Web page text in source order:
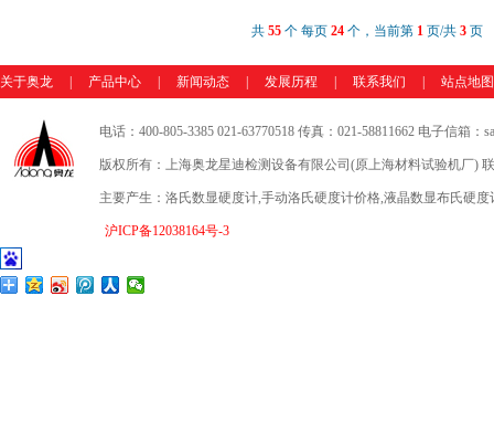
共 55 个 每页 24 个，当前第 1 页/共 3 页
关于奥龙 产品中心 新闻动态 发展历程 联系我们 站点地图
电话：400-805-3385 021-63770518 传真：021-58811662 电子信箱：
版权所有：上海奥龙星迪检测设备有限公司(原上海材料试验机厂)
主要产生：洛氏数显硬度计,手动洛氏硬度计价格,液晶数显布氏硬
沪ICP备12038164号-3